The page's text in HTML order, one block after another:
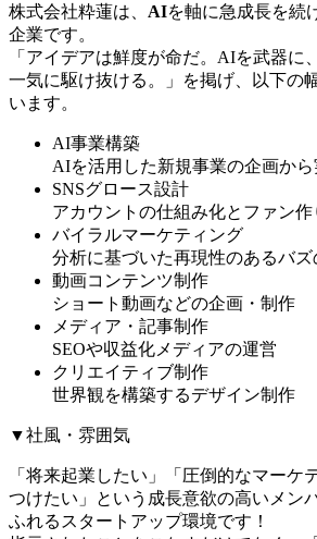
株式会社粋蓮は、 AIを軸に急成長を続
企業です。
「アイデアは鮮度が命だ。AIを武器に
一気に駆け抜ける。」を掲げ、以下の
います。
AI事業構築
AIを活用した新規事業の企画から
SNSグロース設計
アカウントの仕組み化とファン作
バイラルマーケティング
分析に基づいた再現性のあるバズ
動画コンテンツ制作
ショート動画などの企画・制作
メディア・記事制作
SEOや収益化メディアの運営
クリエイティブ制作
世界観を構築するデザイン制作
▼社風・雰囲気
「将来起業したい」「圧倒的なマーケ
つけたい」という成長意欲の高いメン
ふれるスタートアップ環境です！